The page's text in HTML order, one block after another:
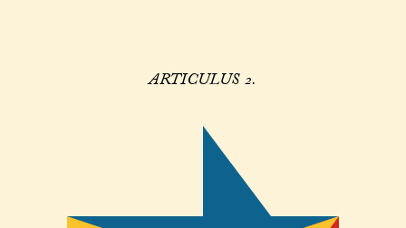
ARTICULUS 2.